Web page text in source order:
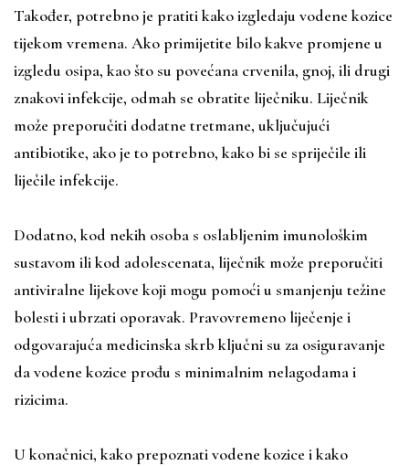
Također, potrebno je pratiti kako izgledaju vodene kozice
tijekom vremena. Ako primijetite bilo kakve promjene u
izgledu osipa, kao što su povećana crvenila, gnoj, ili drugi
znakovi infekcije, odmah se obratite liječniku. Liječnik
može preporučiti dodatne tretmane, uključujući
antibiotike, ako je to potrebno, kako bi se spriječile ili
liječile infekcije.
Dodatno, kod nekih osoba s oslabljenim imunološkim
sustavom ili kod adolescenata, liječnik može preporučiti
antiviralne lijekove koji mogu pomoći u smanjenju težine
bolesti i ubrzati oporavak. Pravovremeno liječenje i
odgovarajuća medicinska skrb ključni su za osiguravanje
da vodene kozice prođu s minimalnim nelagodama i
rizicima.
U konačnici, kako prepoznati vodene kozice i kako